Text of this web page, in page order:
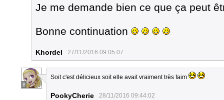
Je me demande bien ce que ça peut
Bonne continuation
Khordel 27/11/2016 09:05:07
8
Soit c'est délicieux soit elle avait vraiment très faim
PookyCherie 28/11/2016 09:44:02